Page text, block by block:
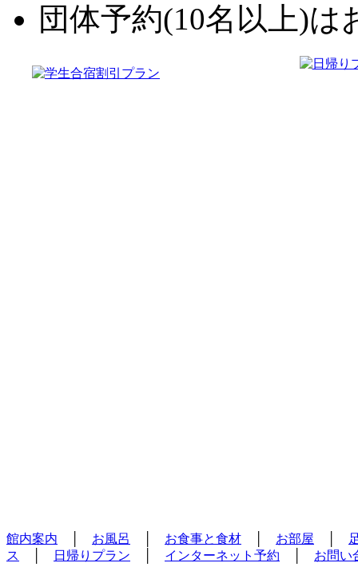
団体予約(10名以上)は
館内案内 お風呂 お食事と食材 お部屋
ス
日帰りプラン インターネット予約 お問い